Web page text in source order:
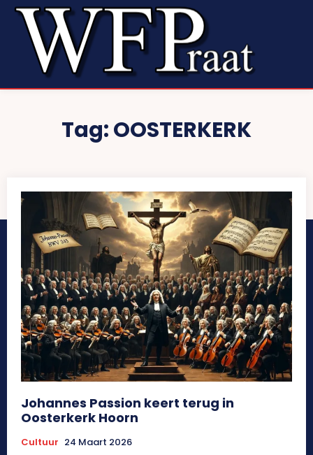
Tag:OOSTERKERK
Johannes Passion keert terug in
Oosterkerk Hoorn
Cultuur 24 Maart 2026